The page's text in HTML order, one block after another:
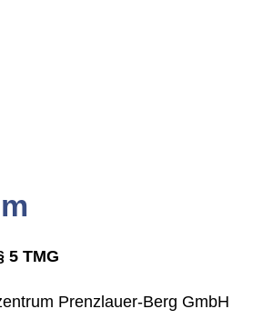
5 TMG
Prenzlauer-Berg GmbH